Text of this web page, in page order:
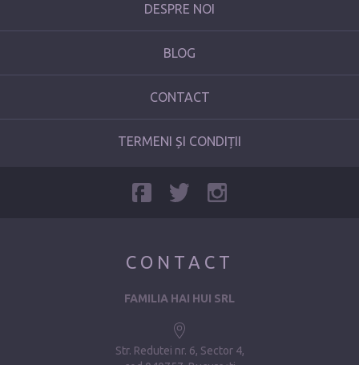
DESPRE NOI
BLOG
CONTACT
TERMENI ȘI CONDIȚII
CONTACT
FAMILIA HAI HUI SRL
Str. Redutei nr. 6, Sector 4